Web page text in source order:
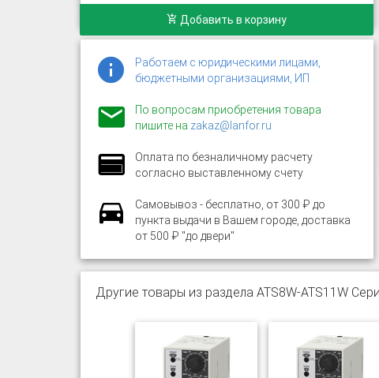
Добавить в корзину
Работаем с юридическими лицами,
бюджетными организациями, ИП
По вопросам приобретения товара
пишите на zakaz@lanfor.ru
Оплата по безналичному расчету
согласно выставленному счету
Самовывоз - бесплатно, от 300 ₽ до
пункта выдачи в Вашем городе, доставка
от 500 ₽ "до двери"
Другие товары из раздела ATS8W-ATS11W